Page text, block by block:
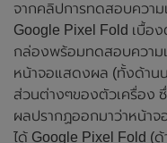
จากคลิปการทดสอบควา
Google Pixel Fold เบื้อง
กล่องพร้อมทดสอบความ
หน้าจอแสดงผล (ทั้งด้าน
ส่วนต่างๆของตัวเครื่อง
ผลปรากฏออกมาว่าหน้า
ได้ Google Pixel Fold (